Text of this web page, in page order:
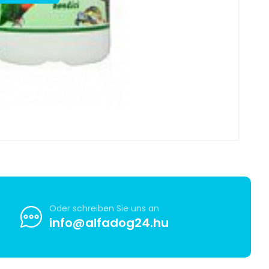
Oder schreiben Sie uns an
info@alfadog24.hu